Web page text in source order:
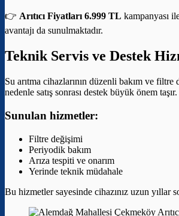
👉 Arıtıcı Fiyatları 6.999 TL kampanyası
avantajı da sunulmaktadır.
Teknik Servis ve Destek
Su arıtma cihazlarının düzenli bakım ve
nedenle satış sonrası destek büyük önem taşır.
Sunulan hizmetler:
Filtre değişimi
Periyodik bakım
Arıza tespiti ve onarım
Yerinde teknik müdahale
Bu hizmetler sayesinde cihazınız uzun yıllar